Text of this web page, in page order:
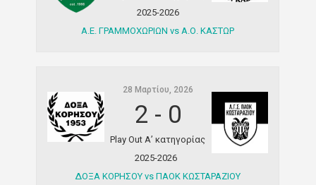
2025-2026
Α.Ε. ΓΡΑΜΜΟΧΩΡΙΩΝ vs Α.Ο. ΚΑΣΤΩΡ
28 Μαρτίου, 2026
2 - 0
Play Out Α’ κατηγορίας
2025-2026
ΔΟΞΑ ΚΟΡΗΣΟΥ vs ΠΑΟΚ ΚΩΣΤΑΡΑΖΙΟΥ